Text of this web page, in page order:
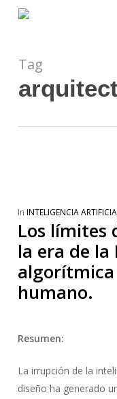
content
Tag
In INTELIGENCIA
Los límites
la era de
algorítmica
humano.
Resumen:
La irrupción de la
diseño ha generado